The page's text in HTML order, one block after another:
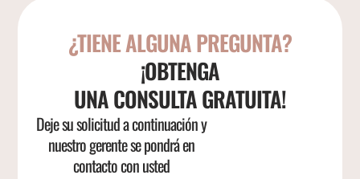
¿TIENE ALGUNA PREGUNTA?
¡OBTENGA
UNA CONSULTA GRATUITA!
Deje su solicitud a continuación y
nuestro gerente se pondrá en
contacto con usted